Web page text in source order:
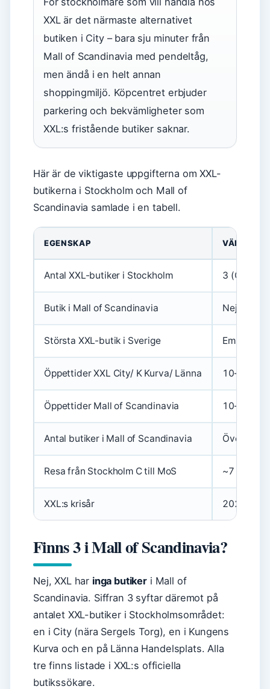
XXL är det närmaste alternativet
butiken i City – bara sju minuter från
Mall of Scandinavia med pendeltåg,
men ändå i en helt annan
shoppingmiljö. Köpcentret erbjuder
parkering och bekvämligheter som
XXL:s fristående butiker saknar.
Här är de viktigaste uppgifterna om XXL-
butikerna i Stockholm och Mall of
Scandinavia samlade i en tabell.
EGENSKAP VÄRDE
Antal XXL-butiker i Stockholm 3 (City,
Butik i Mall of Scandinavia Nej (0)
Största XXL-butik i Sverige Emporia
Öppettider XXL City/ K Kurva/ Länna 10–20
Öppettider Mall of Scandinavia 10–21
Antal butiker i Mall of Scandinavia Över 200
Resa från Stockholm C till MoS ~7 minuter
XXL:s krisår 2023
Finns 3 i Mall of Scandinavia?
Nej, XXL har inga butiker i Mall of
Scandinavia. Siffran 3 syftar däremot på
antalet XXL-butiker i Stockholmsområdet:
en i City (nära Sergels Torg), en i Kungens
Kurva och en på Länna Handelsplats. Alla
tre finns listade i XXL:s officiella
butikssökare.